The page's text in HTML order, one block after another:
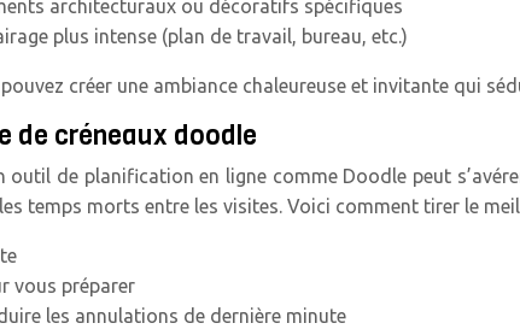
architecturaux ou décoratifs spécifiques
plus intense (plan de travail, bureau, etc.)
créer une ambiance chaleureuse et invitante qui
de créneaux doodle
de planification en ligne comme Doodle peut
temps morts entre les visites. Voici comment tirer le
vous préparer
les annulations de dernière minute